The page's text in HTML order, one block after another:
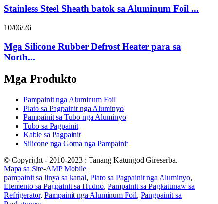
Stainless Steel Sheath batok sa Aluminum Foil ...
10/06/26
Mga Silicone Rubber Defrost Heater para sa
North...
Mga Produkto
Pampainit nga Aluminum Foil
Plato sa Pagpainit nga Aluminyo
Pampainit sa Tubo nga Aluminyo
Tubo sa Pagpainit
Kable sa Pagpainit
Silicone nga Goma nga Pampainit
© Copyright - 2010-2023 : Tanang Katungod Gireserba.
Mapa sa Site-AMP Mobile
pampainit sa linya sa kanal, Plato sa Pagpainit nga Aluminyo,
Elemento sa Pagpainit sa Hudno, Pampainit sa Pagkatunaw sa
Refrigerator, Pampainit nga Aluminum Foil, Pangpainit sa